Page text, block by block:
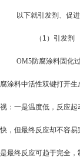
以下就引发剂、促
（ 1 ）引发剂
OM5防腐涂料固化
腐涂料中活性双键打开生
视：一是温度低，反应
快，但最终反应却不容
是最终反应可趋于完全，